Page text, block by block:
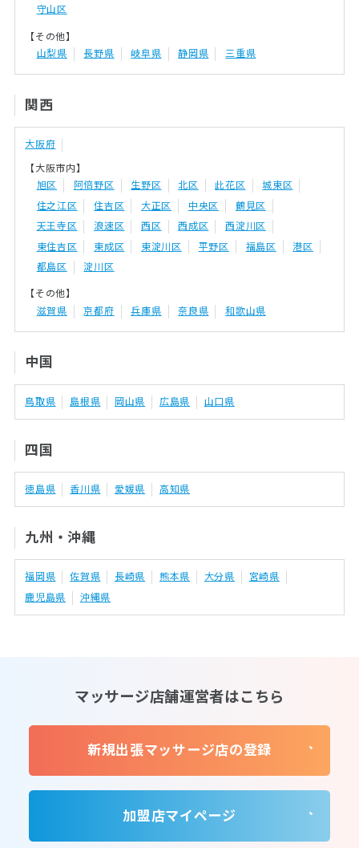
守山区
【その他】
山梨県
長野県 岐阜県 静岡県 三重県
関西
大阪府
【大阪市内】
旭区
阿倍野区 生野区 北区 此花区
城東区
住之江区
住吉区 大正区 中央区
鶴見区
天王寺区
浪速区 西区 西成区
西淀川区
東住吉区
東成区 東淀川区 平野区 福島区
港区
都島区
淀川区
【その他】
滋賀県
京都府 兵庫県 奈良県 和歌山県
中国
鳥取県 島根県 岡山県 広島県 山口県
四国
徳島県 香川県 愛媛県 高知県
九州・沖縄
福岡県 佐賀県 長崎県 熊本県 大分県
宮崎県
鹿児島県
沖縄県
マッサージ店舗運営者はこちら
新規出張マッサージ店の登録
加盟店マイページ